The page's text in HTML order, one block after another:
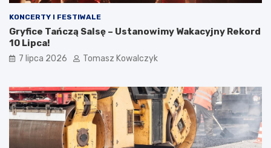
KONCERTY I FESTIWALE
Gryfice Tańczą Salsę – Ustanowimy Wakacyjny Rekord
10 Lipca!
7 lipca 2026 Tomasz Kowalczyk